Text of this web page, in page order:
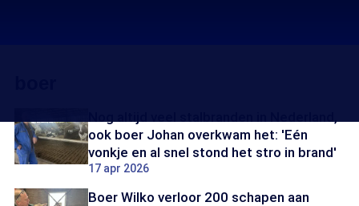
ook boer Johan overkwam het: 'Eén
vonkje en al snel stond het stro in brand'
17 apr 2026
Boer Wilko verloor 200 schapen aan